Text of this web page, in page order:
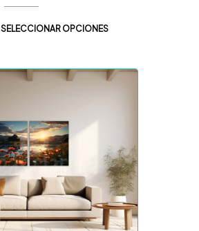
SELECCIONAR OPCIONES